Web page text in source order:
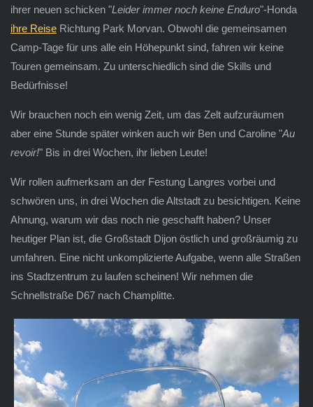
ihrer neuen schicken "Leider immer noch keine Enduro"-Honda
ihre ReiseRichtung Park Morvan. Obwohl die gemeinsamen
Camp-Tage für uns alle ein Höhepunkt sind, fahren wir keine
Touren gemeinsam. Zu unterschiedlich sind die Skills und
Bedürfnisse!
Wir brauchen noch ein wenig Zeit, um das Zelt aufzuräumen
aber eine Stunde später winken auch wir Ben und Caroline "Au
revoir!" Bis in drei Wochen, ihr lieben Leute!
Wir rollen aufmerksam an der Festung Langres vorbei und
schwören uns, in drei Wochen die Altstadt zu besichtigen. Keine
Ahnung, warum wir das noch nie geschafft haben? Unser
heutiger Plan ist, die Großstadt Dijon östlich und großräumig zu
umfahren. Eine nicht unkomplizierte Aufgabe, wenn alle Straßen
ins Stadtzentrum zu laufen scheinen! Wir nehmen die
Schnellstraße D67 nach Champlitte.